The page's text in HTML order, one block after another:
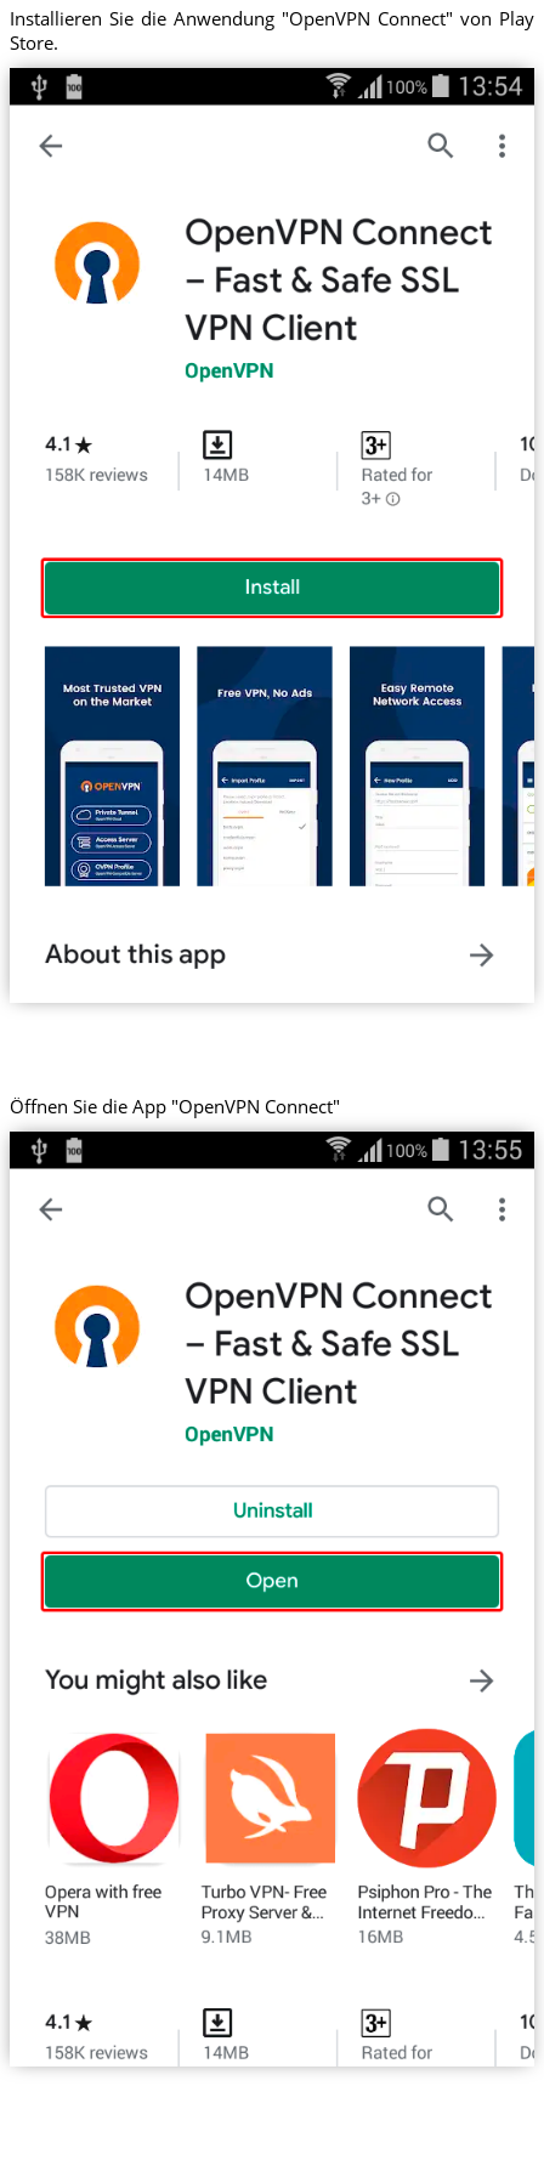
Installieren Sie die Anwendung "OpenVPN Connect" von Play
Store.
Öffnen Sie die App "OpenVPN Connect"